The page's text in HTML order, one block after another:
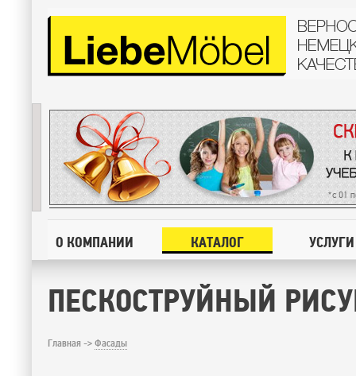
О КОМПАНИИ КАТАЛОГ УСЛУГИ
ПЕСКОСТРУЙНЫЙ
Главная -> Фасады